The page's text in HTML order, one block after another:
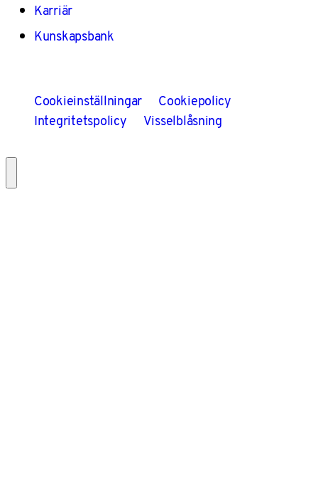
Karriär
Kunskapsbank
Cookieinställningar
Cookiepolicy
Integritetspolicy
Visselblåsning